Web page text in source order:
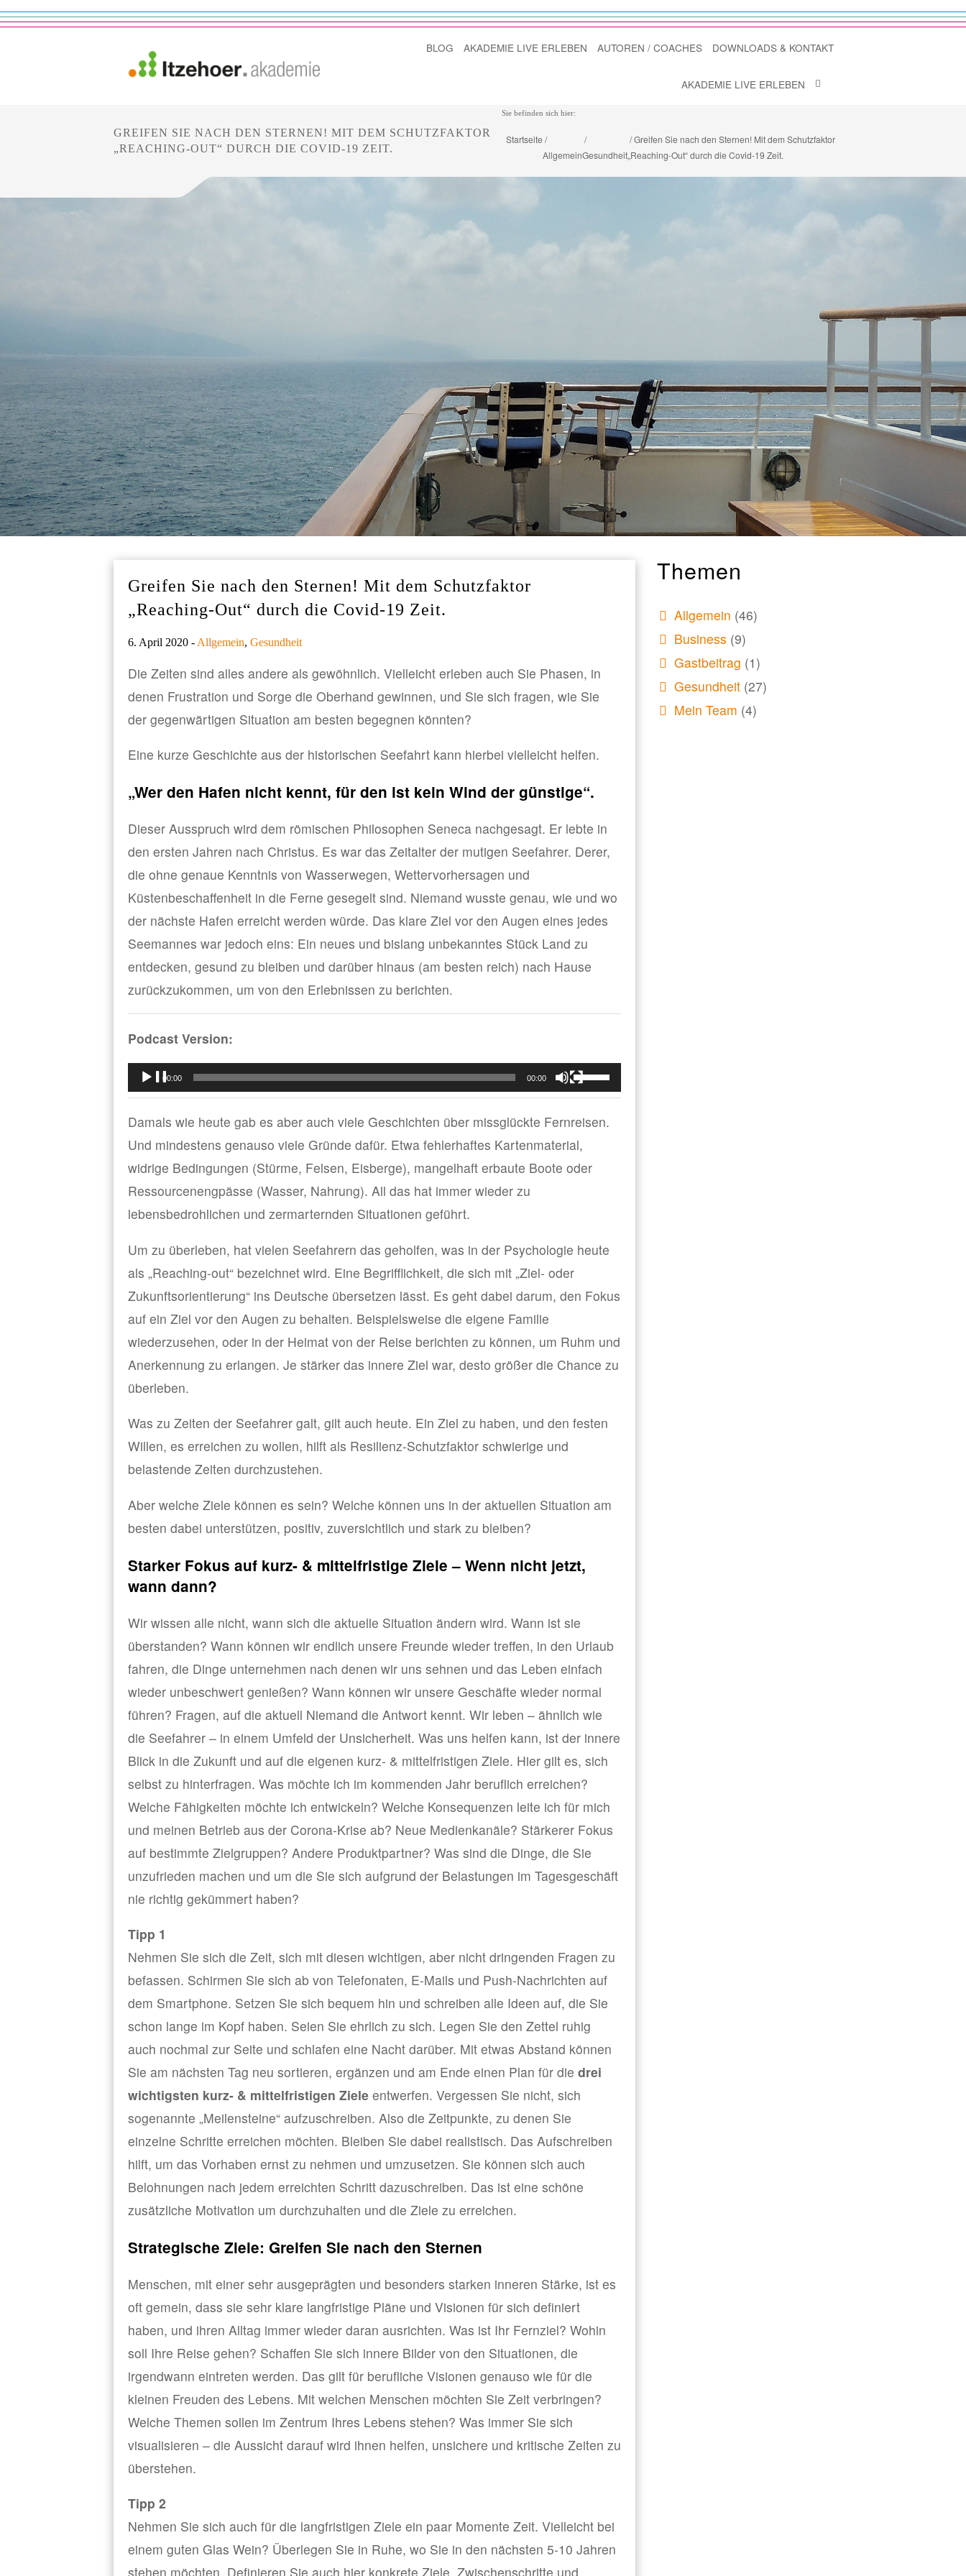
BLOG AKADEMIE LIVE ERLEBEN AUTOREN / COACHES DOWNLOADS & KONTAKT
AKADEMIE LIVE ERLEBEN
GREIFEN SIE NACH DEN STERNEN! MIT DEM SCHUTZFAKTOR
„REACHING-OUT“ DURCH DIE COVID-19 ZEIT.
Sie befinden sich hier:
Startseite
AllgemeinGesundheit
Greifen Sie nach den Sternen! Mit dem Schutzfaktor
„Reaching-Out“ durch die Covid-19 Zeit.
Greifen Sie nach den Sternen! Mit dem Schutzfaktor
„Reaching-Out“ durch die Covid-19 Zeit.
6. April 2020 - Allgemein, Gesundheit
Die Zeiten sind alles andere als gewöhnlich. Vielleicht erleben auch Sie Phasen, in
denen Frustration und Sorge die Oberhand gewinnen, und Sie sich fragen, wie Sie
der gegenwärtigen Situation am besten begegnen könnten?
Eine kurze Geschichte aus der historischen Seefahrt kann hierbei vielleicht helfen.
„Wer den Hafen nicht kennt, für den ist kein Wind der günstige“.
Dieser Ausspruch wird dem römischen Philosophen Seneca nachgesagt. Er lebte in
den ersten Jahren nach Christus. Es war das Zeitalter der mutigen Seefahrer. Derer,
die ohne genaue Kenntnis von Wasserwegen, Wettervorhersagen und
Küstenbeschaffenheit in die Ferne gesegelt sind. Niemand wusste genau, wie und wo
der nächste Hafen erreicht werden würde. Das klare Ziel vor den Augen eines jedes
Seemannes war jedoch eins: Ein neues und bislang unbekanntes Stück Land zu
entdecken, gesund zu bleiben und darüber hinaus (am besten reich) nach Hause
zurückzukommen, um von den Erlebnissen zu berichten.
Podcast Version:
Audio-
Player
00:00 00:00
Pfeiltasten
Hoch/Runter
benutzen,
die
zu
Damals wie heute gab es aber auch viele Geschichten über missglückte Fernreisen.
Und mindestens genauso viele Gründe dafür. Etwa fehlerhaftes Kartenmaterial,
widrige Bedingungen (Stürme, Felsen, Eisberge), mangelhaft erbaute Boote oder
Ressourcenengpässe (Wasser, Nahrung). All das hat immer wieder zu
lebensbedrohlichen und zermarternden Situationen geführt.
Um zu überleben, hat vielen Seefahrern das geholfen, was in der Psychologie heute
als „Reaching-out“ bezeichnet wird. Eine Begrifflichkeit, die sich mit „Ziel- oder
Zukunftsorientierung“ ins Deutsche übersetzen lässt. Es geht dabei darum, den Fokus
auf ein Ziel vor den Augen zu behalten. Beispielsweise die eigene Familie
wiederzusehen, oder in der Heimat von der Reise berichten zu können, um Ruhm und
Anerkennung zu erlangen. Je stärker das innere Ziel war, desto größer die Chance zu
überleben.
Was zu Zeiten der Seefahrer galt, gilt auch heute. Ein Ziel zu haben, und den festen
Willen, es erreichen zu wollen, hilft als Resilienz-Schutzfaktor schwierige und
belastende Zeiten durchzustehen.
Aber welche Ziele können es sein? Welche können uns in der aktuellen Situation am
besten dabei unterstützen, positiv, zuversichtlich und stark zu bleiben?
Starker Fokus auf kurz- & mittelfristige Ziele – Wenn nicht jetzt,
wann dann?
Wir wissen alle nicht, wann sich die aktuelle Situation ändern wird. Wann ist sie
überstanden? Wann können wir endlich unsere Freunde wieder treffen, in den Urlaub
fahren, die Dinge unternehmen nach denen wir uns sehnen und das Leben einfach
wieder unbeschwert genießen? Wann können wir unsere Geschäfte wieder normal
führen? Fragen, auf die aktuell Niemand die Antwort kennt. Wir leben – ähnlich wie
die Seefahrer – in einem Umfeld der Unsicherheit. Was uns helfen kann, ist der innere
Blick in die Zukunft und auf die eigenen kurz- & mittelfristigen Ziele. Hier gilt es, sich
selbst zu hinterfragen. Was möchte ich im kommenden Jahr beruflich erreichen?
Welche Fähigkeiten möchte ich entwickeln? Welche Konsequenzen leite ich für mich
und meinen Betrieb aus der Corona-Krise ab? Neue Medienkanäle? Stärkerer Fokus
auf bestimmte Zielgruppen? Andere Produktpartner? Was sind die Dinge, die Sie
unzufrieden machen und um die Sie sich aufgrund der Belastungen im Tagesgeschäft
nie richtig gekümmert haben?
Tipp 1
Nehmen Sie sich die Zeit, sich mit diesen wichtigen, aber nicht dringenden Fragen zu
befassen. Schirmen Sie sich ab von Telefonaten, E-Mails und Push-Nachrichten auf
dem Smartphone. Setzen Sie sich bequem hin und schreiben alle Ideen auf, die Sie
schon lange im Kopf haben. Seien Sie ehrlich zu sich. Legen Sie den Zettel ruhig
auch nochmal zur Seite und schlafen eine Nacht darüber. Mit etwas Abstand können
Sie am nächsten Tag neu sortieren, ergänzen und am Ende einen Plan für die drei
wichtigsten kurz- & mittelfristigen Ziele entwerfen. Vergessen Sie nicht, sich
sogenannte „Meilensteine“ aufzuschreiben. Also die Zeitpunkte, zu denen Sie
einzelne Schritte erreichen möchten. Bleiben Sie dabei realistisch. Das Aufschreiben
hilft, um das Vorhaben ernst zu nehmen und umzusetzen. Sie können sich auch
Belohnungen nach jedem erreichten Schritt dazuschreiben. Das ist eine schöne
zusätzliche Motivation um durchzuhalten und die Ziele zu erreichen.
Strategische Ziele: Greifen Sie nach den Sternen
Menschen, mit einer sehr ausgeprägten und besonders starken inneren Stärke, ist es
oft gemein, dass sie sehr klare langfristige Pläne und Visionen für sich definiert
haben, und ihren Alltag immer wieder daran ausrichten. Was ist Ihr Fernziel? Wohin
soll Ihre Reise gehen? Schaffen Sie sich innere Bilder von den Situationen, die
irgendwann eintreten werden. Das gilt für berufliche Visionen genauso wie für die
kleinen Freuden des Lebens. Mit welchen Menschen möchten Sie Zeit verbringen?
Welche Themen sollen im Zentrum Ihres Lebens stehen? Was immer Sie sich
visualisieren – die Aussicht darauf wird ihnen helfen, unsichere und kritische Zeiten zu
überstehen.
Tipp 2
Nehmen Sie sich auch für die langfristigen Ziele ein paar Momente Zeit. Vielleicht bei
einem guten Glas Wein? Überlegen Sie in Ruhe, wo Sie in den nächsten 5-10 Jahren
stehen möchten. Definieren Sie auch hier konkrete Ziele, Zwischenschritte und
Themen
Allgemein (46)
Business (9)
Gastbeitrag (1)
Gesundheit (27)
Mein Team (4)